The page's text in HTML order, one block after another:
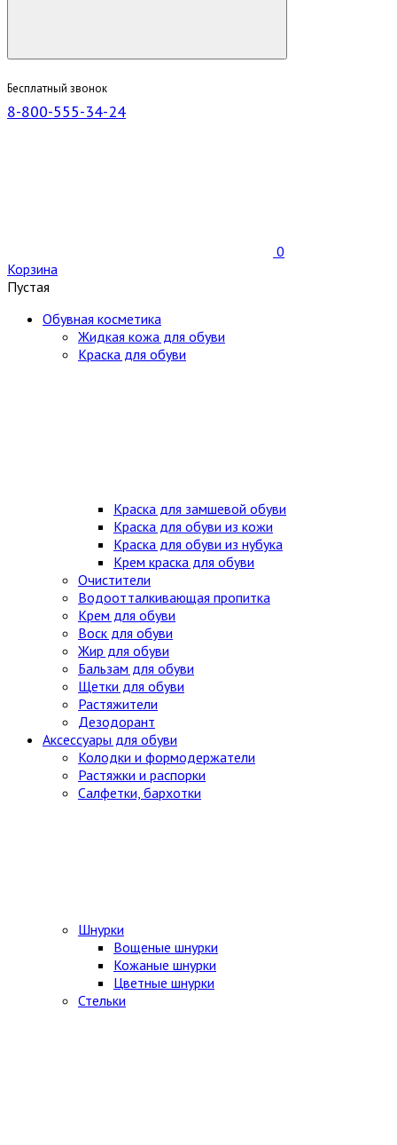
Бесплатный звонок
8-800-555-34-24
0
Корзина
Пустая
Обувная косметика
Жидкая кожа для обуви
Краска для обуви
Краска для замшевой обуви
Краска для обуви из кожи
Краска для обуви из нубука
Крем краска для обуви
Очистители
Водоотталкивающая пропитка
Крем для обуви
Воск для обуви
Жир для обуви
Бальзам для обуви
Щетки для обуви
Растяжители
Дезодорант
Аксессуары для обуви
Колодки и формодержатели
Растяжки и распорки
Салфетки, бархотки
Шнурки
Вощеные шнурки
Кожаные шнурки
Цветные шнурки
Стельки